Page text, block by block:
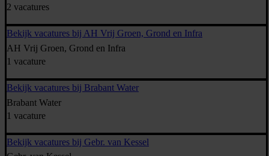
2 vacatures
AH Vrij Groen, Grond en Infra
1 vacature
Bekijk vacatures bij AH Vrij Groen, Grond en Infra
Brabant Water
1 vacature
Bekijk vacatures bij Brabant Water
Bekijk vacatures bij Gebr. van Kessel